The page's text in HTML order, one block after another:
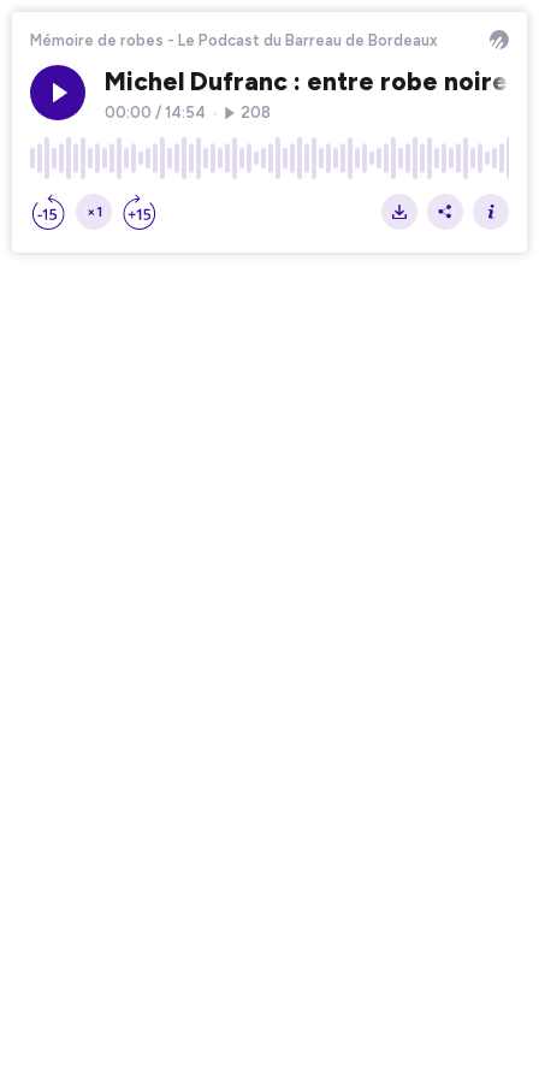
Mémoire de robes - Le Podcast du Barreau de Bordeaux
Michel Dufranc : entre robe noire,
00:00 / 14:54 208
×1